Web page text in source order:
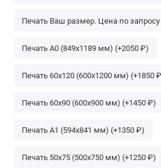
Печать Ваш размер. Цена по запросу
Печать А0 (849х1189 мм) (+2050 ₽)
Печать 60х120 (600х1200 мм) (+1850
Печать 60х90 (600х900 мм) (+1450 ₽)
Печать А1 (594х841 мм) (+1350 ₽)
Печать 50х75 (500х750 мм) (+1250 ₽)